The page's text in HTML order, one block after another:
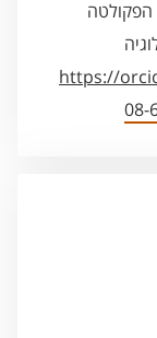
הפקולטה
https://
08-